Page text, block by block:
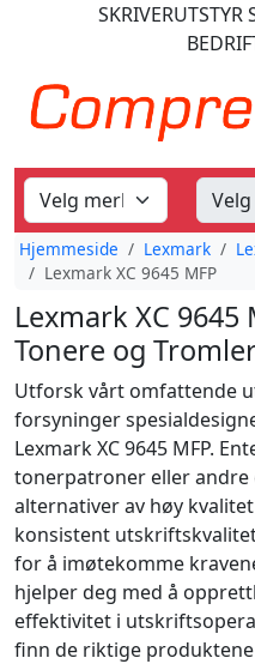
SKRIVERUTSTYR
Hjemmeside Lexmark
Lexmark XC 9645 MFP
Lexmark XC 9645
Tonere og
Utforsk vårt omfattende
forsyninger
Lexmark XC 9645 MFP.
tonerpatroner eller andre
alternativer av høy
konsistent
for å imøtekomme
hjelper deg med å
effektivitet i
finn de riktige produktene